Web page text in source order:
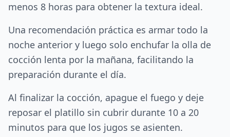
menos 8 horas para obtener la textura ideal.
Una recomendación práctica es armar todo la
noche anterior y luego solo enchufar la olla de
cocción lenta por la mañana, facilitando la
preparación durante el día.
Al finalizar la cocción, apague el fuego y deje
reposar el platillo sin cubrir durante 10 a 20
minutos para que los jugos se asienten.